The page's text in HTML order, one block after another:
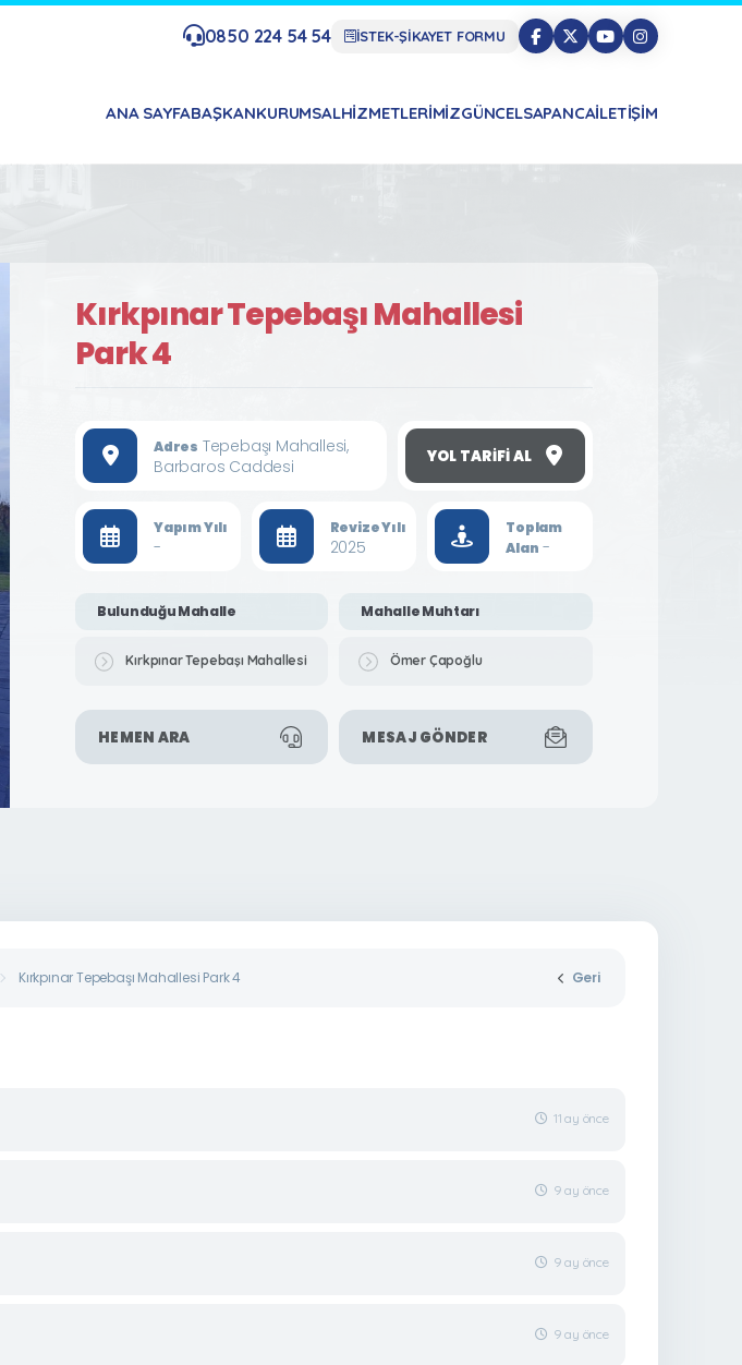
0850 224 54 54 İSTEK-ŞİKAYET FORMU
ANA SAYFABAŞKANKURUMSALHIZMETLERIMIZGÜNCELSAPANCAİLETIŞIM
Kırkpınar Tepebaşı Mahallesi
Park 4
Adres Tepebaşı Mahallesi,
Barbaros Caddesi
YOL TARIFI AL
Yapım Yılı
-
Revize Yılı
2025
Toplam
Alan -
Bulunduğu Mahalle
Kırkpınar Tepebaşı Mahallesi
Mahalle Muhtarı
Ömer Çapoğlu
HEMEN ARA MESAJ GÖNDER
Kırkpınar Tepebaşı Mahallesi Park 4 Geri
11 ay önce
9 ay önce
9 ay önce
9 ay önce